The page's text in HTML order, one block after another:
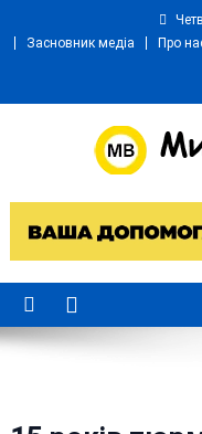
Засновник медіа
Про
Ми